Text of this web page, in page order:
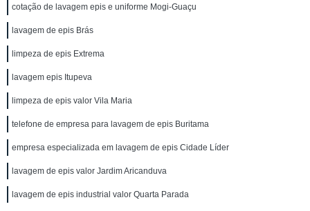
cotação de lavagem epis e uniforme Mogi-Guaçu
lavagem de epis Brás
limpeza de epis Extrema
lavagem epis Itupeva
limpeza de epis valor Vila Maria
telefone de empresa para lavagem de epis Buritama
empresa especializada em lavagem de epis Cidade Líder
lavagem de epis valor Jardim Aricanduva
lavagem de epis industrial valor Quarta Parada